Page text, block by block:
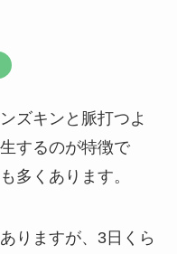
ズキンと脈打つよ
するのが特徴で
多くあります。
りますが、3日くら